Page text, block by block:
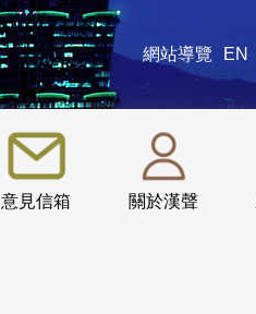
網站導覽 EN
意見信箱 關於漢聲
:::